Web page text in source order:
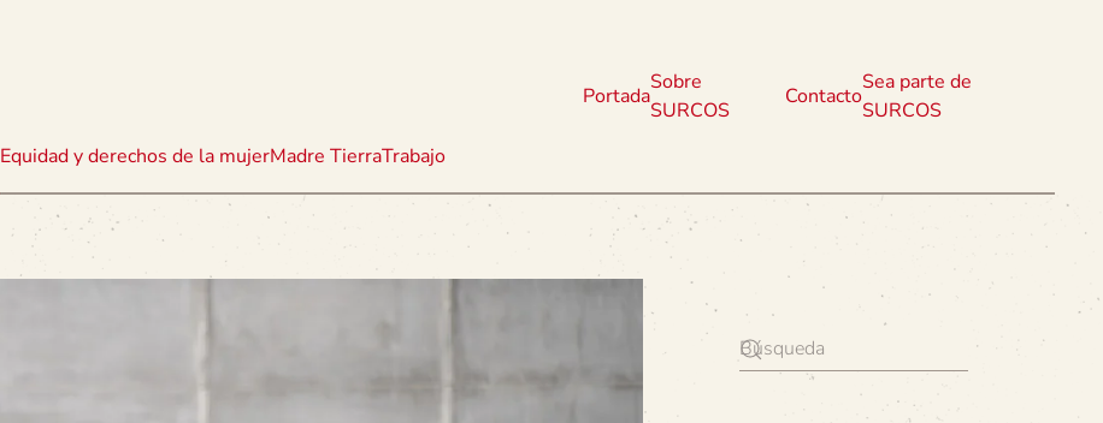
Equidad y derechos de la mujerMadre TierraTrabajo
Portada
Sobre
SURCOS
Contacto
Sea parte de
SURCOS